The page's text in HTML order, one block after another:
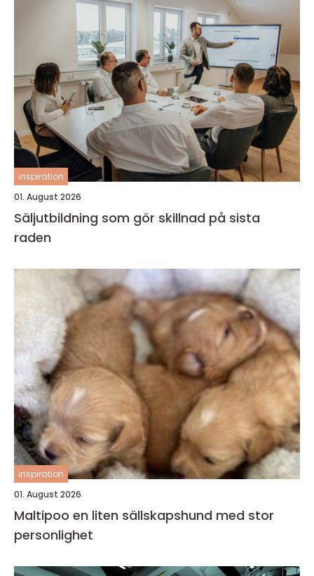
inspiration
01. August 2026
Säljutbildning som gör skillnad på sista
raden
inspiration
01. August 2026
Maltipoo en liten sällskapshund med stor
personlighet